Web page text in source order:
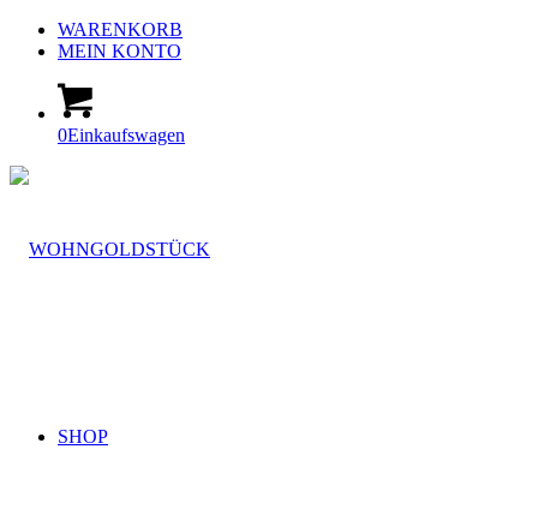
WARENKORB
MEIN KONTO
0Einkaufswagen
SHOP